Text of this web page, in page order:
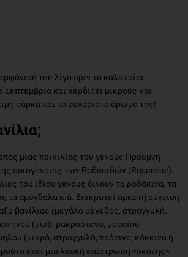
της λίγο πριν το καλοκαίρι,
και κερδίζει μικρούς και
σάρκα και το ευχάριστο άρωμα της!
μιας ποικιλίας του γένους Προύμνη
οικογένειας των Ροδοειδών (Rosaceae).
του ίδιου γένους δίνουν τα ροδάκινα, τα
τα αμύγδαλα κ.ά. Επικρατεί αρκετή σύγχιση
βανίλιας (μεγάλο μέγεθος, στρογγυλή,
(μωβ, μακρόστενο, μεσαίου
(μικρό, στρογγυλό, πράσινο, κόκκινο ή
έχει μια λευκή επίστρωση «σκόνης»